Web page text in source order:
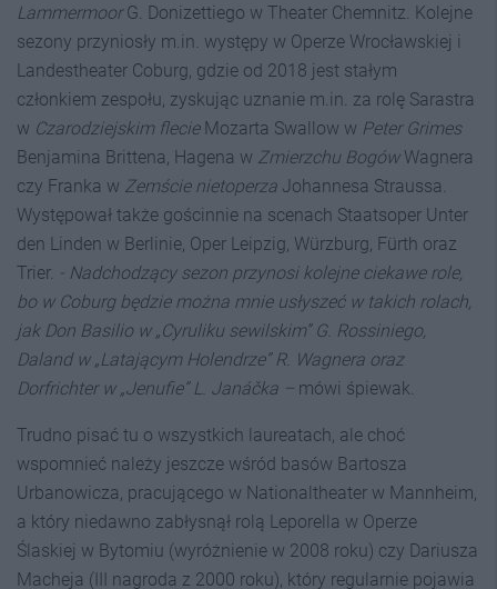
LammermoorG. Donizettiego w Theater Chemnitz. Kolejne
sezony przyniosły m.in. występy w Operze Wrocławskiej i
Landestheater Coburg, gdzie od 2018 jest stałym
członkiem zespołu, zyskując uznanie m.in. za rolę Sarastra
w Czarodziejskim flecieMozarta Swallow w Peter Grimes
Benjamina Brittena, Hagena w Zmierzchu BogówWagnera
czy Franka w Zemście nietoperza Johannesa Straussa.
Występował także gościnnie na scenach Staatsoper Unter
den Linden w Berlinie, Oper Leipzig, Würzburg, Fürth oraz
Trier.
- Nadchodzący sezon przynosi kolejne ciekawe role,
bo w Coburg będzie można mnie usłyszeć w takich rolach,
jak Don Basilio w „Cyruliku sewilskim” G. Rossiniego,
Daland w „Latającym Holendrze” R. Wagnera oraz
Dorfrichter w „Jenufie” L. Janáčka – mówi śpiewak.
Trudno pisać tu o wszystkich laureatach, ale choć
wspomnieć należy jeszcze wśród basów Bartosza
Urbanowicza, pracującego w Nationaltheater w Mannheim,
a który niedawno zabłysnął rolą Leporella w Operze
Ślaskiej w Bytomiu (wyróżnienie w 2008 roku) czy Dariusza
Macheja (III nagroda z 2000 roku), który regularnie pojawia